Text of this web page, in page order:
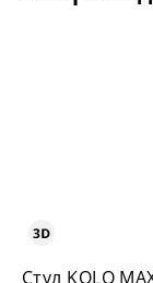
Стул KOLO